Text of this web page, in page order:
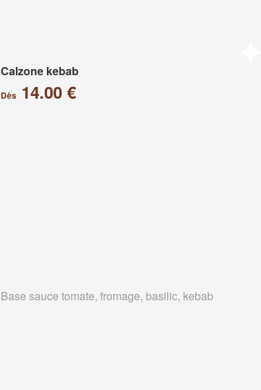
Calzone kebab
Dès14.00 €
Base sauce tomate, fromage, basilic, kebab